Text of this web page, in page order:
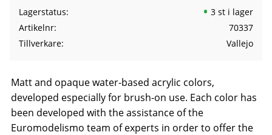
Lagerstatus
3 st i lager
Artikelnr
70337
Tillverkare
Vallejo
Matt and opaque water-based acrylic colors,
developed especially for brush-on use. Each color has
been developed with the assistance of the
Euromodelismo team of experts in order to offer the